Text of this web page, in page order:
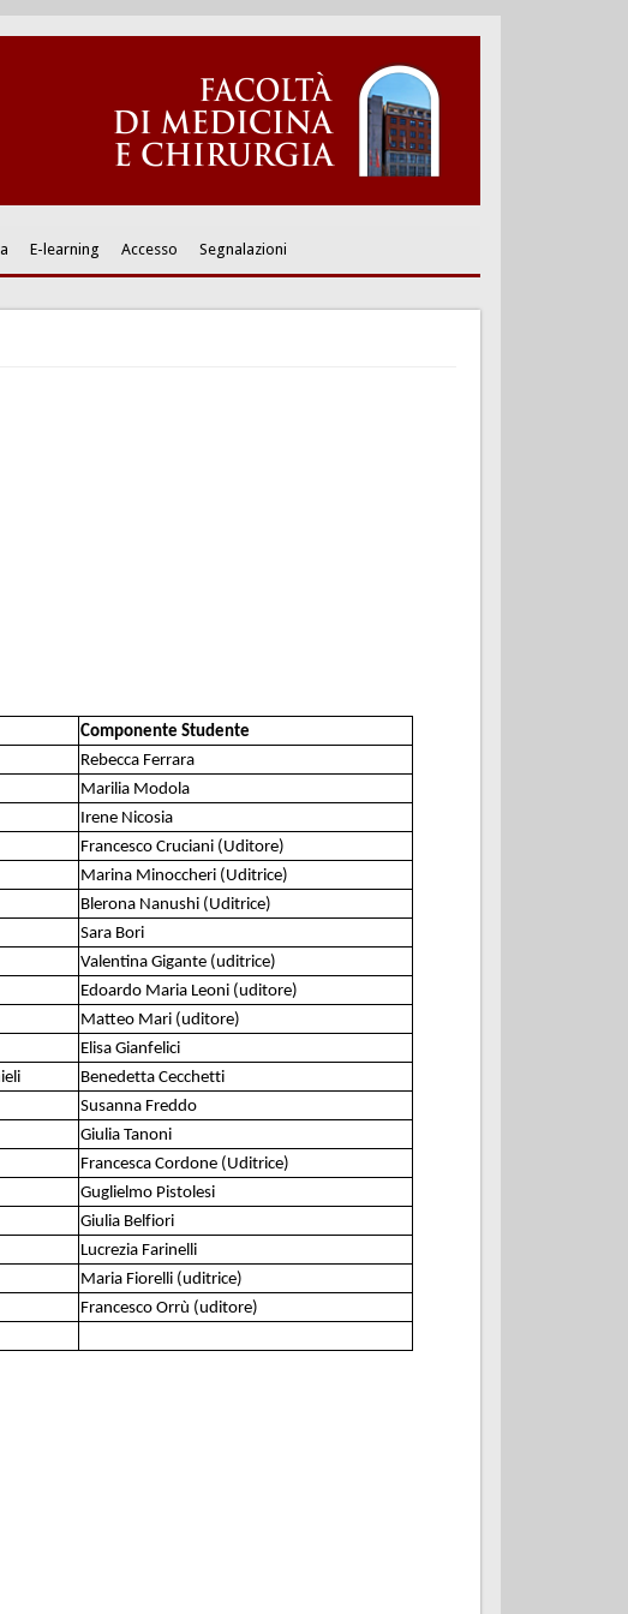
E-learning Accesso Segnalazioni
Componente Studente
Rebecca Ferrara
Marilia Modola
Irene Nicosia
Francesco Cruciani (Uditore)
Marina Minoccheri (Uditrice)
Blerona Nanushi (Uditrice)
Sara Bori
Valentina Gigante (uditrice)
Edoardo Maria Leoni (uditore)
Matteo Mari (uditore)
Elisa Gianfelici
Benedetta Cecchetti
Susanna Freddo
Giulia Tanoni
Francesca Cordone (Uditrice)
Guglielmo Pistolesi
Giulia Belfiori
Lucrezia Farinelli
Maria Fiorelli (uditrice)
Francesco Orrù (uditore)